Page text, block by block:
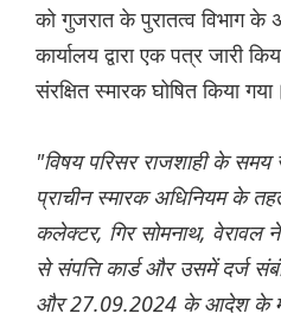
को गुजरात के पुरातत्व विभाग के
कार्यालय द्वारा एक पत्र जारी
संरक्षित स्मारक घोषित किया गया।
"विषय परिसर राजशाही के समय
प्राचीन स्मारक अधिनियम के
कलेक्टर, गिर सोमनाथ,
से संपत्ति कार्ड और उसमें दर्ज
और 27.09.2024 के आदेश के